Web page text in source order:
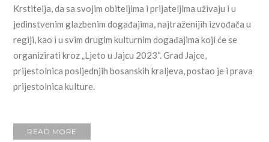
Krstitelja, da sa svojim obiteljima i prijateljima uživaju i u
jedinstvenim glazbenim događajima, najtraženijih izvođača u
regiji, kao i u svim drugim kulturnim događajima koji će se
organizirati kroz „Ljeto u Jajcu 2023“. Grad Jajce,
prijestolnica posljednjih bosanskih kraljeva, postao je i prava
prijestolnica kulture.
READ MORE